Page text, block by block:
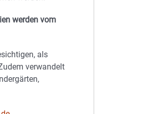
werden vom
als
verwandelt